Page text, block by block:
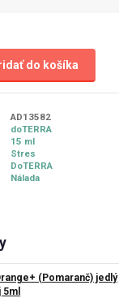
do košíka
AD13582
doTERRA
15 ml
Stres
DoTERRA
Nálada
(Pomaranč) jedlý